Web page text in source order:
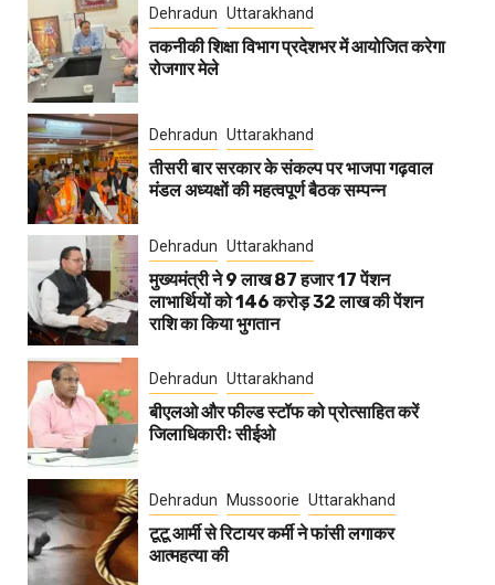
Dehradun Uttarakhand
तकनीकी शिक्षा विभाग प्रदेशभर में आयोजित करेगा
रोजगार मेले
Dehradun Uttarakhand
तीसरी बार सरकार के संकल्प पर भाजपा गढ़वाल
मंडल अध्यक्षों की महत्वपूर्ण बैठक सम्पन्न
Dehradun Uttarakhand
मुख्यमंत्री ने 9 लाख 87 हजार 17 पेंशन
लाभार्थियों को 146 करोड़ 32 लाख की पेंशन
राशि का किया भुगतान
Dehradun Uttarakhand
बीएलओ और फील्ड स्टॉफ को प्रोत्साहित करें
जिलाधिकारीः सीईओ
Dehradun Mussoorie Uttarakhand
टूटू आर्मी से रिटायर कर्मी ने फांसी लगाकर
आत्महत्या की